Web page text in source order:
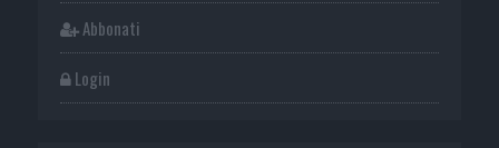
Abbonati
Login